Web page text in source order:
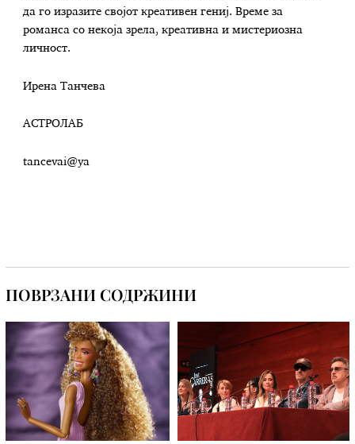
да го изразите својот креативен гениј. Време за
романса со некоја зрела, креативна и мистериозна
личност.
Ирена Танчева
АСТРОЛАБ
tancevai@ya
ПОВРЗАНИ СОДРЖИНИ